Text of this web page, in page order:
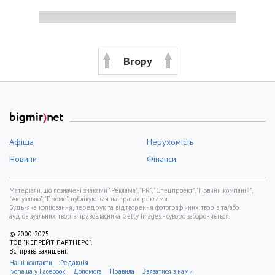
Вгору
Афіша
Нерухомість
Новини
Фінанси
Матеріали, що позначені знаками "Реклама", "PR", "Спецпроект", "Новини компаній",
"Актуально", "Промо", публікуються на правах реклами.
Будь-яке копіювання, передрук та відтворення фотографічних творів та/або
аудіовізуальних творів правовласника Getty Images - суворо забороняється.
© 2000-2025
ТОВ "КЕПРЕЙТ ПАРТНЕРС".
Всі права захищені.
Наші контакти
Редакція
Ivona.ua у Facebook
Допомога Правила Звязатися з нами